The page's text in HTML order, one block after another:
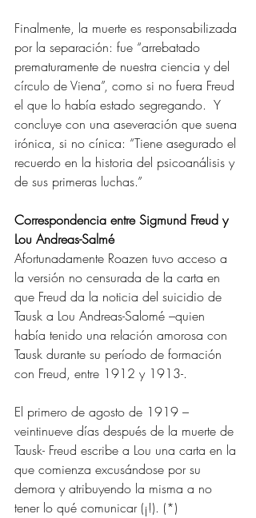
Finalmente, la muerte es responsabilizada
por la separación: fue “arrebatado
prematuramente de nuestra ciencia y del
círculo de Viena”, como si no fuera Freud
el que lo había estado segregando.  Y
concluye con una aseveración que suena
irónica, si no cínica: “Tiene asegurado el
recuerdo en la historia del psicoanálisis y
de sus primeras luchas.”
Correspondencia entre Sigmund Freud y
Lou Andreas-Salmé
Afortunadamente Roazen tuvo acceso a
la versión no censurada de la carta en
que Freud da la noticia del suicidio de
Tausk a Lou Andreas-Salomé –quien
había tenido una relación amorosa con
Tausk durante su período de formación
con Freud, entre 1912 y 1913-.
El primero de agosto de 1919 –
veintinueve días después de la muerte de
Tausk- Freud escribe a Lou una carta en la
que comienza excusándose por su
demora y atribuyendo la misma a no
tener lo qué comunicar (¡!). (*)